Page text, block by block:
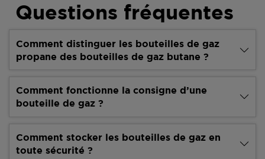
Questions fréquentes
Comment distinguer les bouteilles de gaz
propane des bouteilles de gaz butane ?
Comment fonctionne la consigne d’une
bouteille de gaz ?
Comment stocker les bouteilles de gaz en
toute sécurité ?